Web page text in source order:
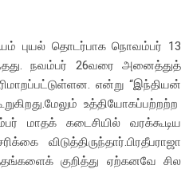
புயல் தொடர்பாக நொவம்பர் 13
நவம்பர் 26வரை அனைத்துத்
என்று “இந்தியன்
உத்தியோகப்பற்றற்ற
மாதக் கடைசியில் வரக்கூடிய
விடுத்திருந்தார்.பிரதீபராஜா
குறித்து ஏற்கனவே சில